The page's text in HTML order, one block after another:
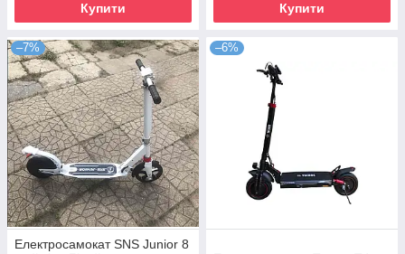
Купити Купити
–7%
Електросамокат SNS Junior 8
–6%